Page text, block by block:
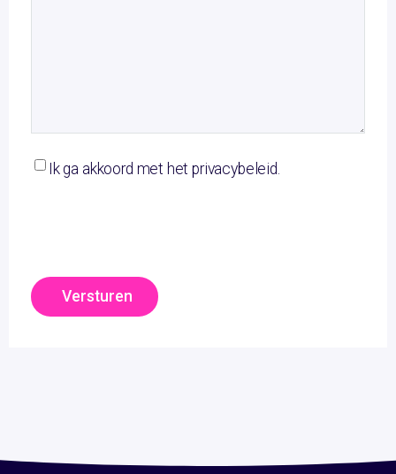
Ik ga akkoord met het privacybeleid.
Versturen